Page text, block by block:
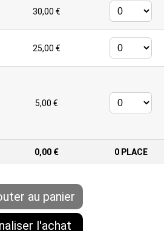
30,00 €
25,00 €
5,00 €
0,00 € 0 PLACE